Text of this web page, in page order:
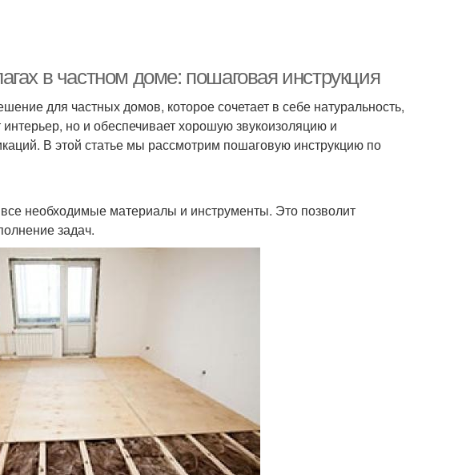
в частном доме: пошаговая инструкция
для частных домов, которое сочетает в себе натуральность,
но и обеспечивает хорошую звукоизоляцию и
В этой статье мы рассмотрим пошаговую инструкцию по
необходимые материалы и инструменты. Это позволит
задач.